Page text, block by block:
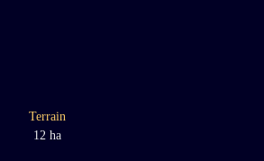
Terrain
12 ha